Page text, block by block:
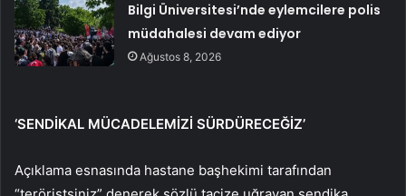
Bilgi Üniversitesi’nde eylemcilere polis
müdahalesi devam ediyor
Ağustos 8, 2026
‘SENDİKAL MÜCADELEMİZİ SÜRDÜRECEĞİZ’
Açıklama esnasında hastane başhekimi tarafından